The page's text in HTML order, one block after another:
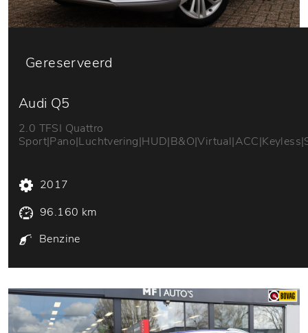
Gereserveerd
Audi Q5
2.0 TFSI Quattro
2017
96.160 km
Benzine